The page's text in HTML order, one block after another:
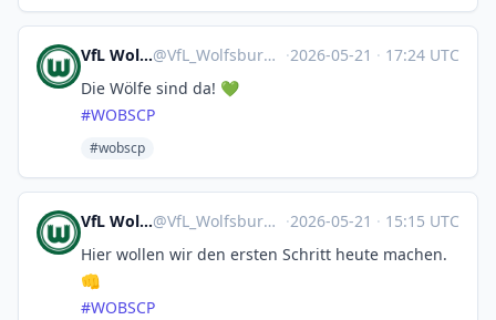
VfL Wolfsburg 🤖@VfL_Wolfsburg@sportsbots.xyz ·2026-05-21 · 17:24 UTC
Die Wölfe sind da! 💚
#WOBSCP
#wobscp
VfL Wolfsburg 🤖@VfL_Wolfsburg@sportsbots.xyz ·2026-05-21 · 15:15 UTC
Hier wollen wir den ersten Schritt heute machen.
👊
#WOBSCP